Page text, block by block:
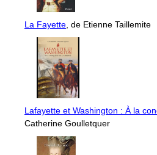
La Fayette , de Etienne Taillemite
Lafayette et Washington : À la
Catherine Goulletquer